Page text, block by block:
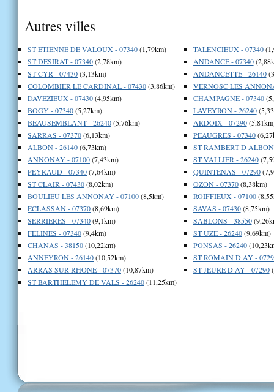
Autres villes
ST ETIENNE DE VALOUX - 07340(1,79km)
ST DESIRAT - 07340(2,78km)
ST CYR - 07430(3,13km)
COLOMBIER LE CARDINAL - 07430(3,86km)
DAVEZIEUX - 07430(4,95km)
BOGY - 07340(5,27km)
BEAUSEMBLANT - 26240(5,76km)
SARRAS - 07370(6,13km)
ALBON - 26140(6,73km)
ANNONAY - 07100(7,43km)
PEYRAUD - 07340(7,64km)
ST CLAIR - 07430(8,02km)
BOULIEU LES ANNONAY - 07100(8,5km)
ECLASSAN - 07370(8,69km)
SERRIERES - 07340(9,1km)
FELINES - 07340(9,4km)
CHANAS - 38150(10,22km)
ANNEYRON - 26140(10,52km)
ARRAS SUR RHONE - 07370(10,87km)
ST BARTHELEMY DE VALS - 26240(11,25km)
TALENCIEUX - 07340
ANDANCE - 07340
ANDANCETTE - 26140
VERNOSC LES
CHAMPAGNE - 07340
LAVEYRON - 26240
ARDOIX - 07290
PEAUGRES - 07340
ST RAMBERT D
ST VALLIER - 26240
QUINTENAS - 07290
OZON - 07370(8,38km)
ROIFFIEUX - 07100
SAVAS - 07430(8,75km)
SABLONS - 38550
ST UZE - 26240(9,69km)
PONSAS - 26240
ST ROMAIN D AY -
ST JEURE D AY - 07290